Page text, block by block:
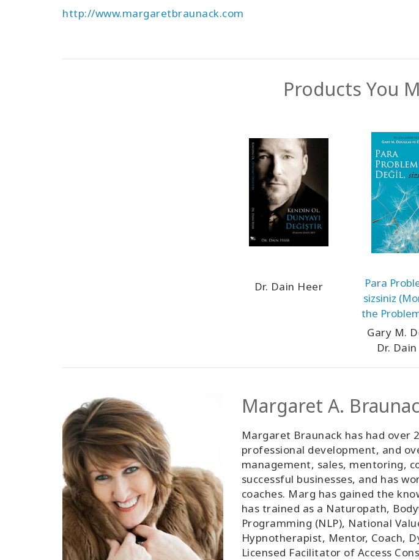
http://www.margaretbraunack.com
Products You
Dr. Dain Heer
Para
sizsiniz
the
- Turkish
Gary M.
Dr.
Margaret A.
Margaret Braunack has had over
professional development, and
management, sales, mentoring,
successful businesses, and has
coaches. Marg has gained the
has trained as a Naturopath,
Programming (NLP), National
Hypnotherapist, Mentor, Coach,
Licensed Facilitator of Access